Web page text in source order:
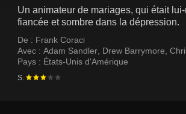
Un animateur de mariages, qui était
fiancée et sombre dans la dépression.
De : Frank Coraci
Avec : Adam Sandler Drew Barrymore
Pays : États-Unis d'Amérique
S.